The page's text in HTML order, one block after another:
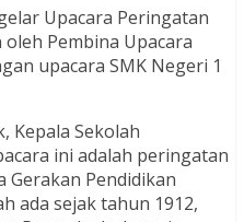
Upacara Peringatan
Pembina Upacara
upacara SMK Negeri 1
Kepala Sekolah
ini adalah peringatan
Gerakan Pendidikan
ada sejak tahun 1912,